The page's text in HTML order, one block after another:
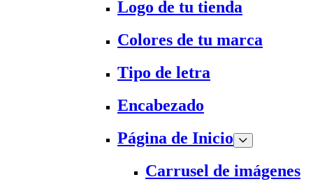
Logo de tu tienda
Colores de tu marca
Tipo de letra
Encabezado
Página de Inicio
Carrusel de imágenes